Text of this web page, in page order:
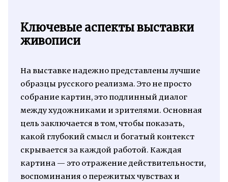
Ключевые аспекты выставки
живописи
На выставке надежно представлены лучшие
образцы русского реализма. Это не просто
собрание картин, это подлинный диалог
между художниками и зрителями. Основная
цель заключается в том, чтобы показать,
какой глубокий смысл и богатый контекст
скрывается за каждой работой. Каждая
картина — это отражение действительности,
воспоминания о пережитых чувствах и